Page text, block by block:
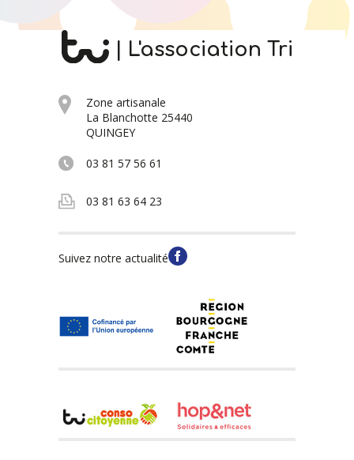
| L'association Tri
Zone artisanale
La Blanchotte 25440
QUINGEY
03 81 57 56 61
03 81 63 64 23
Suivez notre actualité